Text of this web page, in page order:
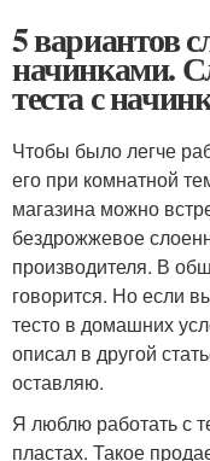
5 вариантов
начинками.
теста с
Чтобы было легче
его при комнатной
магазина можно
бездрожжевое
производителя. В
говорится. Но если
тесто в домашних
описал в другой
оставляю.
Я люблю работать с
пластах. Такое